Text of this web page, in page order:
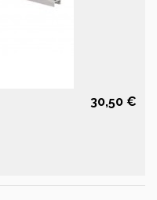
30,50 €